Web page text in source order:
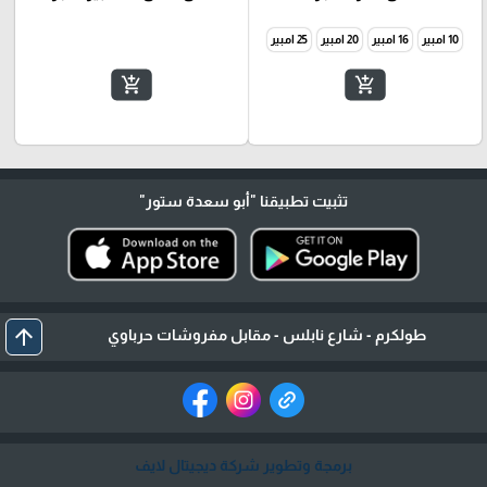
10 امبير 16 امبير 20 امبير 25 امبير
add_shopping_cart
add_shopping_cart
تثبيت تطبيقنا "أبو سعدة ستور"
طولكرم - شارع نابلس - مقابل مفروشات حرباوي arrow_upward
برمجة وتطوير شركة ديجيتال لايف